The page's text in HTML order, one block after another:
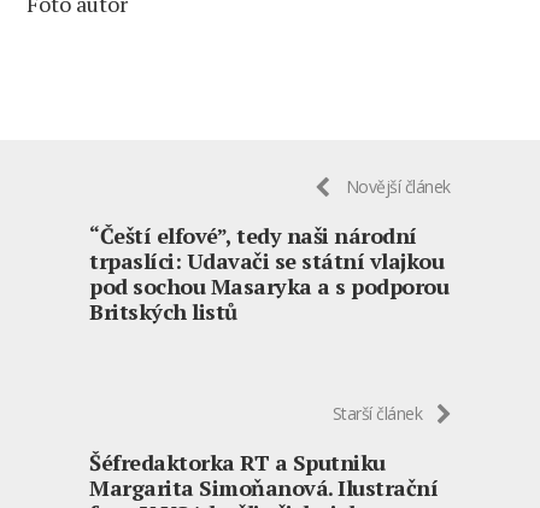
Novější článek
“Čeští elfové”, tedy naši národní
trpaslíci: Udavači se státní vlajkou
pod sochou Masaryka a s podporou
Britských listů
Starší článek
Šéfredaktorka RT a Sputniku
Margarita Simoňanová. Ilustrační